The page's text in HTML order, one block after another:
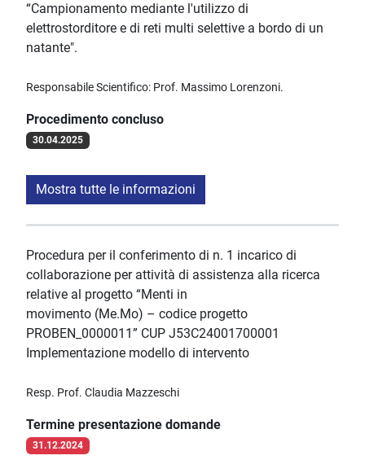
“Campionamento mediante l'utilizzo di
elettrostorditore e di reti multi selettive a bordo di un
natante".
Responsabile Scientifico: Prof. Massimo Lorenzoni.
Procedimento concluso
30.04.2025
Mostra tutte le informazioni
Procedura per il conferimento di n. 1 incarico di
collaborazione per attività di assistenza alla ricerca
relative al progetto “Menti in
movimento (Me.Mo) – codice progetto
PROBEN_0000011” CUP J53C24001700001
Implementazione modello di intervento
Resp. Prof. Claudia Mazzeschi
Termine presentazione domande
31.12.2024